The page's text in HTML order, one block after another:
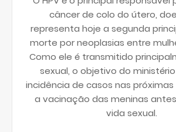
câncer de colo do útero,
representa hoje a segunda
morte por neoplasias entre
Como ele é transmitido
sexual, o objetivo do
incidência de casos nas
a vacinação das meninas
vida sexual.